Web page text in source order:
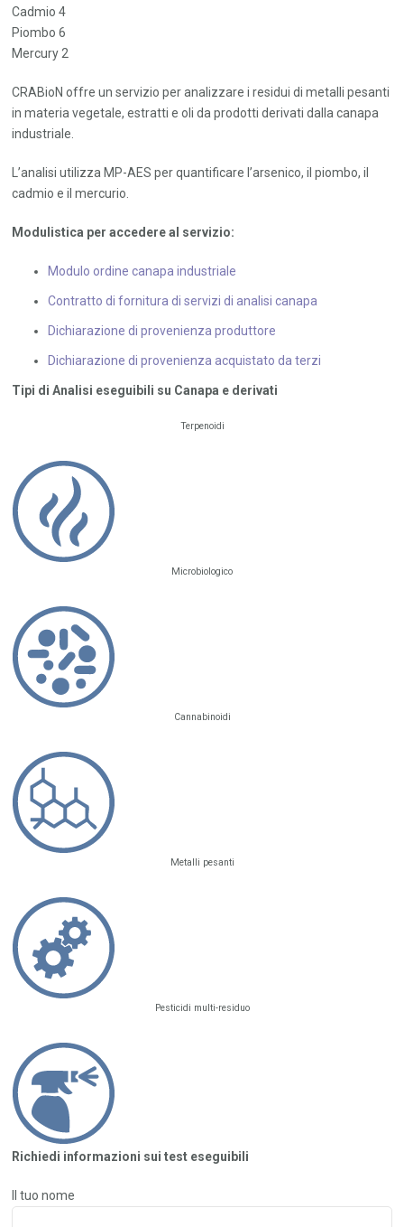
Cadmio 4
Piombo 6
Mercury 2
CRABioN offre un servizio per analizzare i residui di metalli pesanti
in materia vegetale, estratti e oli da prodotti derivati dalla canapa
industriale.
L’analisi utilizza MP-AES per quantificare l’arsenico, il piombo, il
cadmio e il mercurio.
Modulistica per accedere al servizio:
Modulo ordine canapa industriale
Contratto di fornitura di servizi di analisi canapa
Dichiarazione di provenienza produttore
Dichiarazione di provenienza acquistato da terzi
Tipi di Analisi eseguibili su Canapa e derivati
Terpenoidi
Microbiologico
Cannabinoidi
Metalli pesanti
Pesticidi multi-residuo
Richiedi informazioni sui test eseguibili
Il tuo nome